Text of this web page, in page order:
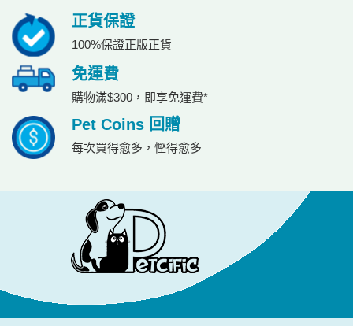
正貨保證
100%保證正版正貨
免運費
購物滿$300，即享免運費*
Pet Coins 回贈
每次買得愈多，慳得愈多